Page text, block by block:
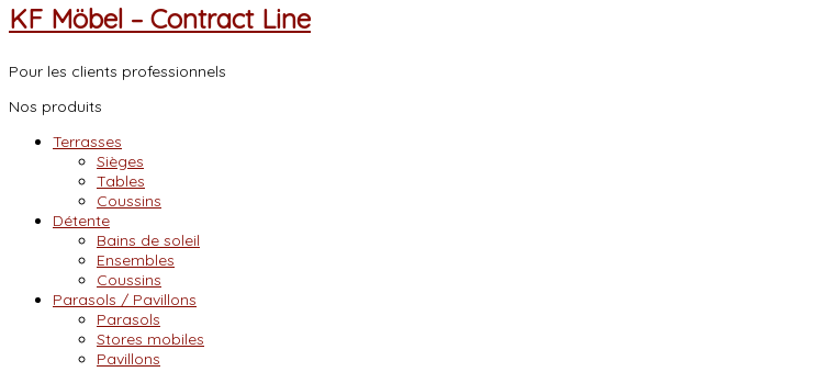
KF Möbel – Contract Line
Pour les clients professionnels
Nos produits
Terrasses
Sièges
Tables
Coussins
Détente
Bains de soleil
Ensembles
Coussins
Parasols / Pavillons
Parasols
Stores mobiles
Pavillons